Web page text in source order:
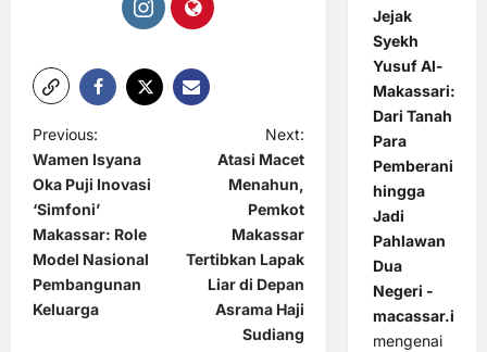
P
o
s
t
n
a
Previous:
Wamen Isyana
Oka Puji Inovasi
‘Simfoni’
Makassar: Role
Model Nasional
Pembangunan
Keluarga
Next:
Atasi Macet
Menahun,
Pemkot
Makassar
Tertibkan Lapak
Liar di Depan
Asrama Haji
Sudiang
Jejak
Syekh
Yusuf Al-
Makassari:
Dari Tanah
Para
Pemberani
hingga
Jadi
Pahlawan
Dua
Negeri -
macassar.id
mengenai